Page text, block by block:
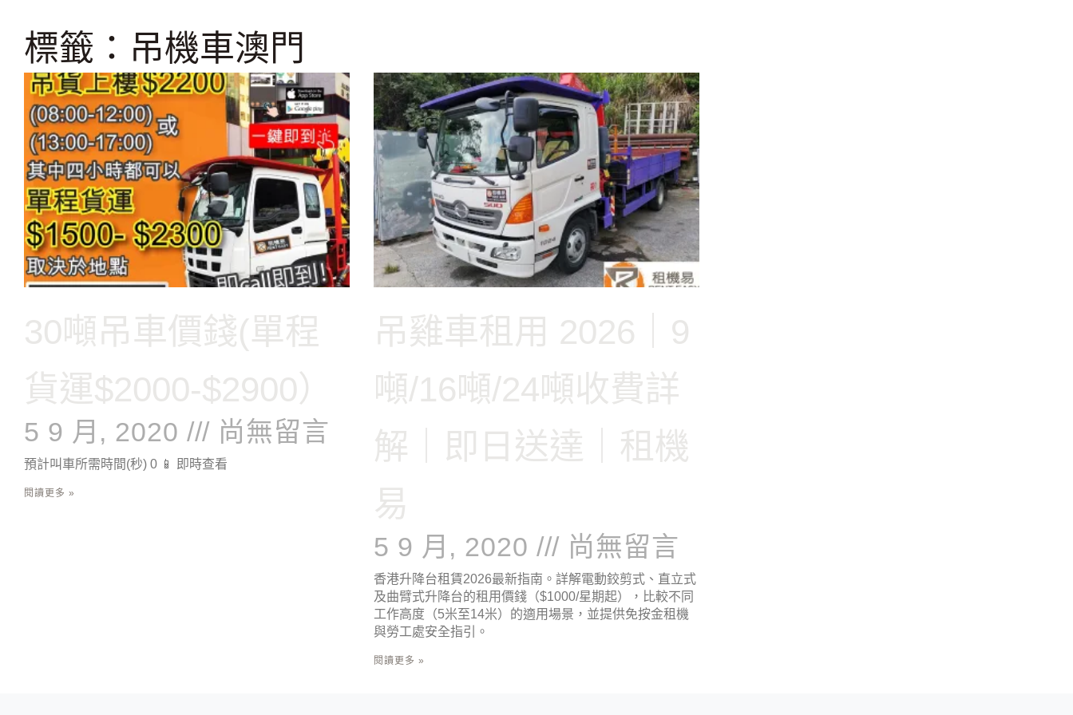
標籤：吊機車澳門
30噸吊車價錢(單程
貨運$2000-$2900）
5 9 月, 2020 尚無留言
預計叫車所需時間(秒) 0 📱 即時查看
閱讀更多 »
吊雞車租用 2026｜9
噸/16噸/24噸收費詳
解｜即日送達｜租機
易
5 9 月, 2020 尚無留言
香港升降台租賃2026最新指南。詳解電動鉸剪式、直立式
及曲臂式升降台的租用價錢（$1000/星期起），比較不同
工作高度（5米至14米）的適用場景，並提供免按金租機
與勞工處安全指引。
閱讀更多 »